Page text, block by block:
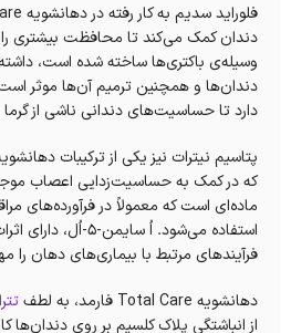
دندان‌ کمک می‌کند تا محافظت بیشتری را
وسیله‌ی باکتری‌ها ساخته شده است،
دندان‌ها و همچنین ترمیم آن‌ها موثر
دارد تا حساسیت‌های دندانی ناشی از
که در کمک به حساسیت‌زدایی اعصاب
ماده‌ای است که معمولاً در فرآورده‌های
استفاده می‌شود. اُ
فرآیندهای مرتبط با بیماری‌های دهان را
دهانشویه Total Care فارمد، به لطف
از انباشتگی پلاک کلسیم بر روی دندان‌ها